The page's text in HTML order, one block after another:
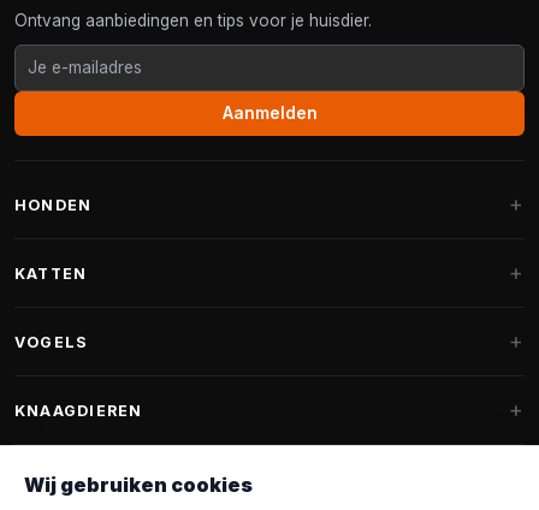
Ontvang aanbiedingen en tips voor je huisdier.
Aanmelden
HONDEN
Fantail hondenmanden
Hondenspeelgoed
KATTEN
Krabpalen voor Maine Coon
VOGELS
Vogelvoer binnenvogels
Voederhuisjes
KNAAGDIEREN
Wij gebruiken cookies